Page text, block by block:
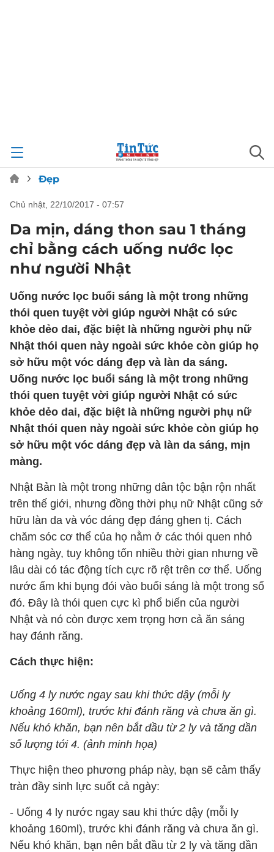
Đẹp
chủ nhật, 22/10/2017 - 07:57
Da mịn, dáng thon sau 1 tháng
chỉ bằng cách uống nước lọc
như người Nhật
Uống nước lọc buổi sáng là một trong những
thói quen tuyệt vời giúp người Nhật có sức
khỏe dẻo dai, đặc biệt là những người phụ nữ
Nhật thói quen này ngoài sức khỏe còn giúp họ
sở hữu một vóc dáng đẹp và làn da sáng.
Uống nước lọc buổi sáng là một trong những
thói quen tuyệt vời giúp người Nhật có sức
khỏe dẻo dai, đặc biệt là những người phụ nữ
Nhật thói quen này ngoài sức khỏe còn giúp họ
sở hữu một vóc dáng đẹp và làn da sáng, mịn
màng.
Nhật Bản là một trong những dân tộc bận rộn nhất
trên thế giới, nhưng đồng thời phụ nữ Nhật cũng sở
hữu làn da và vóc dáng đẹp đáng ghen tị. Cách
chăm sóc cơ thể của họ nằm ở các thói quen nhỏ
hàng ngày, tuy không tốn nhiều thời gian nhưng về
lâu dài có tác động tích cực rõ rệt trên cơ thể. Uống
nước ấm khi bụng đói vào buổi sáng là một trong số
đó. Đây là thói quen cực kì phổ biến của người
Nhật và nó còn được xem trọng hơn cả ăn sáng
hay đánh răng.
Cách thực hiện:
Uống 4 ly nước ngay sau khi thức dậy (mỗi ly
khoảng 160ml), trước khi đánh răng và chưa ăn gì.
Nếu khó khăn, bạn nên bắt đầu từ 2 ly và tăng dần
số lượng tới 4. (ảnh minh họa)
Thực hiện theo phương pháp này, bạn sẽ cảm thấy
tràn đầy sinh lực suốt cả ngày:
- Uống 4 ly nước ngay sau khi thức dậy (mỗi ly
khoảng 160ml), trước khi đánh răng và chưa ăn gì.
Nếu khó khăn, bạn nên bắt đầu từ 2 ly và tăng dần